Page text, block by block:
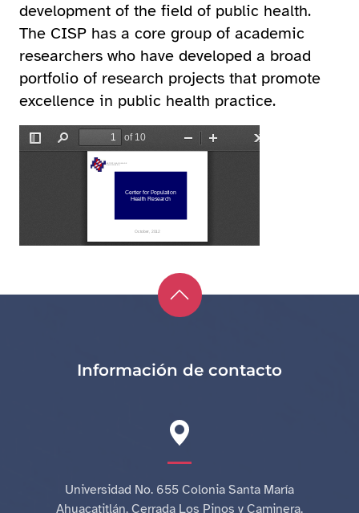
development of the field of public health.
The CISP has a core group of academic
researchers who have developed a broad
portfolio of research projects that promote
excellence in public health practice.
Información de contacto
Universidad No. 655 Colonia Santa María
Ahuacatitlán, Cerrada Los Pinos y Caminera.